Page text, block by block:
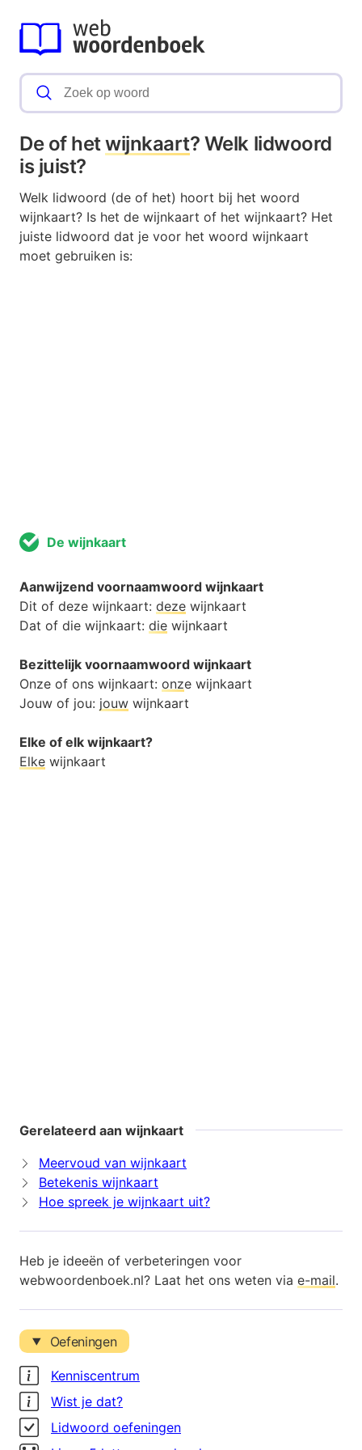
De of hetwijnkaart? Welk lidwoord
is juist?
Welk lidwoord (de of het) hoort bij het woord
wijnkaart? Is het de wijnkaart of het wijnkaart? Het
juiste lidwoord dat je voor het woord wijnkaart
moet gebruiken is:
De wijnkaart
Aanwijzend voornaamwoord wijnkaart
Dit of deze wijnkaart: deze wijnkaart
Dat of die wijnkaart: die wijnkaart
Bezittelijk voornaamwoord wijnkaart
Onze of ons wijnkaart: onze wijnkaart
Jouw of jou: jouw wijnkaart
Elke of elk wijnkaart?
Elke wijnkaart
Gerelateerd aan wijnkaart
Meervoud van wijnkaart
Betekenis wijnkaart
Hoe spreek je wijnkaart uit?
Heb je ideeën of verbeteringen voor
webwoordenboek.nl? Laat het ons weten via e-mail.
Oefeningen
Kenniscentrum
Wist je dat?
Lidwoord oefeningen